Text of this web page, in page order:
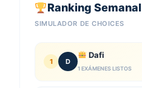
Ranking Semanal
SIMULADOR DE CHOICES
1 D
Dafi
1 EXÁMENES LISTOS